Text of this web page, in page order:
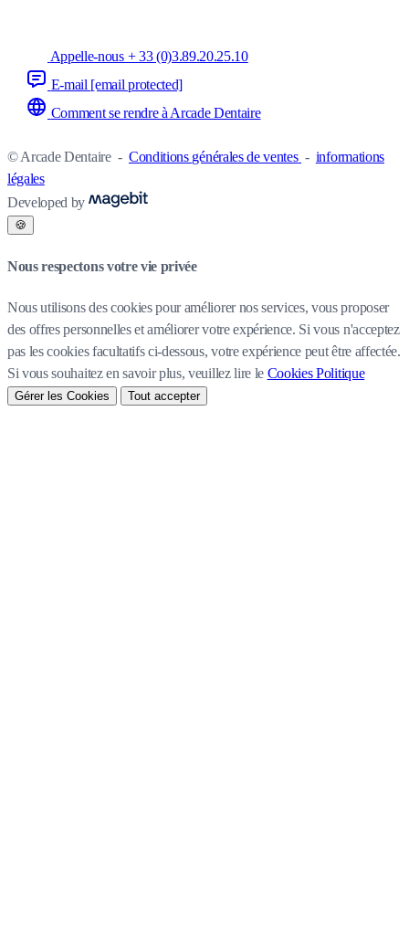
Appelle-nous + 33 (0)3.89.20.25.10
E-mail [email protected]
Comment se rendre à Arcade Dentaire
© Arcade Dentaire - Conditions générales de ventes - informations
légales
Developed by
🍪
Nous respectons votre vie privée
Nous utilisons des cookies pour améliorer nos services, vous proposer
des offres personnelles et améliorer votre expérience. Si vous n'acceptez
pas les cookies facultatifs ci-dessous, votre expérience peut être affectée.
Si vous souhaitez en savoir plus, veuillez lire le Cookies Politique
Gérer les Cookies Tout accepter